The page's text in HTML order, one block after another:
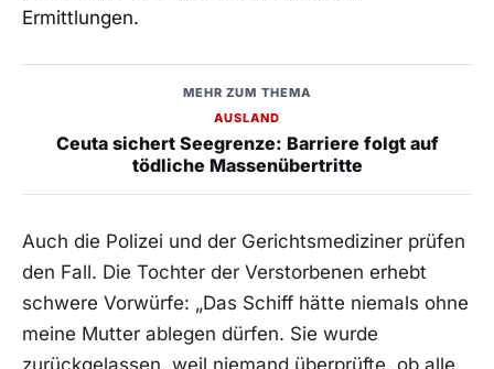
Ermittlungen.
MEHR ZUM THEMA
AUSLAND
Ceuta sichert Seegrenze: Barriere folgt auf
tödliche Massenübertritte
Auch die Polizei und der Gerichtsmediziner prüfen
den Fall. Die Tochter der Verstorbenen erhebt
schwere Vorwürfe: „Das Schiff hätte niemals ohne
meine Mutter ablegen dürfen. Sie wurde